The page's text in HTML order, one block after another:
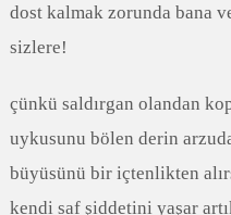
dost kalmak zorunda bana
sizlere!
çünkü saldırgan olandan
uykusunu bölen derin
büyüsünü bir içtenlikten
kendi saf şiddetini yaşar